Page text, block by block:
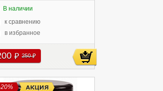
В наличии
к сравнению
в избранное
руб 250руб